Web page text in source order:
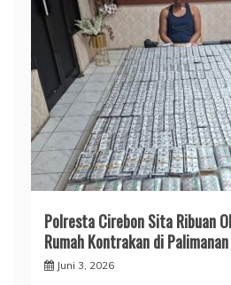
Polresta Cirebon Sita Ribuan
Rumah Kontrakan di Palimanan
Juni 3, 2026